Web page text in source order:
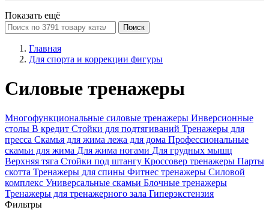
Показать ещё
Поиск
Главная
Для спорта и коррекции фигуры
Силовые тренажеры
Многофункциональные силовые тренажеры Инверсионные
столы В кредит Стойки для подтягиваний Тренажеры для
пресса Скамья для жима лежа для дома Профессиональные
скамьи для жима Для жима ногами Для грудных мышц
Верхняя тяга Стойки под штангу Кроссовер тренажеры Парты
скотта Тренажеры для спины Фитнес тренажеры Силовой
комплекс Универсальные скамьи Блочные тренажеры
Тренажеры для тренажерного зала Гиперэкстензия
Фильтры